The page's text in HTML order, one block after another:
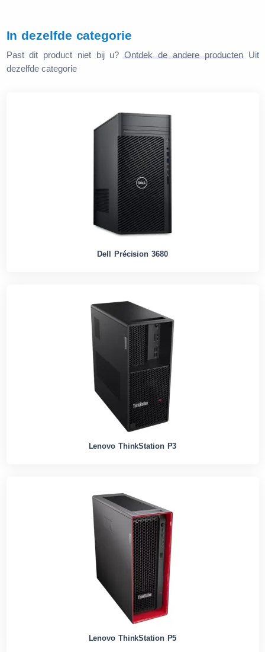
In dezelfde categorie
Past dit product niet bij u?Ontdek de andere productenUit
dezelfde categorie
Dell Précision 3680
Lenovo ThinkStation P3
Lenovo ThinkStation P5